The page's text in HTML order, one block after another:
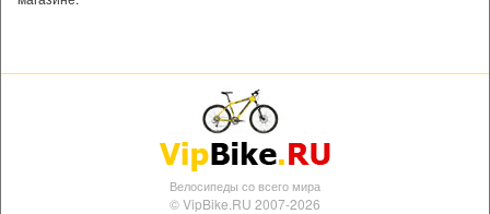
Велосипеды со всего мира
© VipBike.RU 2007-2026